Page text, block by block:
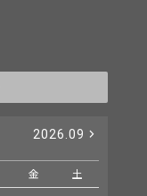
2026.09
金 土